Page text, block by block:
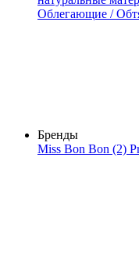
Облегающие /
Бренды
Miss Bon Bon (2)